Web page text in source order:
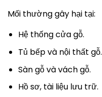
Mối thường gây hại tại:
Hệ thống cửa gỗ.
Tủ bếp và nội thất gỗ.
Sàn gỗ và vách gỗ.
Hồ sơ, tài liệu lưu trữ.